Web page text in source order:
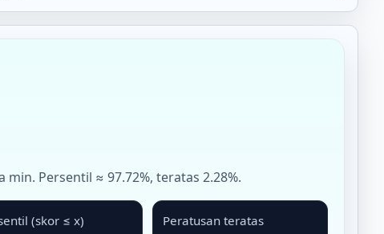
min. Persentil ≈ 97.72%, teratas 2.28%.
(skor ≤ x) Peratusan teratas